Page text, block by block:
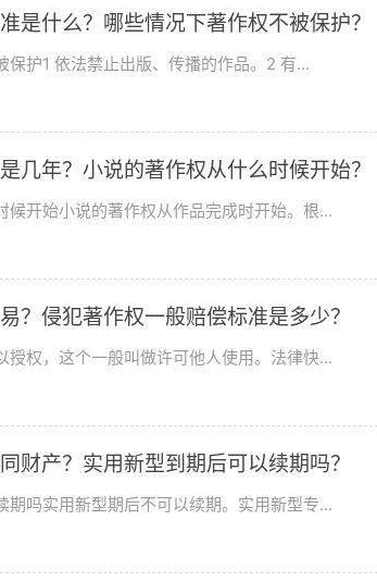
是什么？哪些情况下著作权不被保护？
保护1 依法禁止出版、传播的作品。2 有...
几年？小说的著作权从什么时候开始？
候开始小说的著作权从作品完成时开始。根...
？侵犯著作权一般赔偿标准是多少？
授权，这个一般叫做许可他人使用。法律快...
财产？实用新型到期后可以续期吗？
期吗实用新型期后不可以续期。实用新型专...